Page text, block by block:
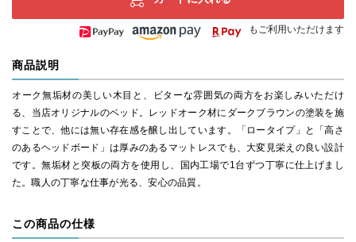
もご利用いただけます
商品説明
オーク無垢材の美しい木目と、ビターな雰囲気の両方をお楽しみいただけ
る、当店オリジナルのベッド。レッドオーク材にダークブラウンの塗装を施
すことで、他には無い存在感を醸し出しています。「ロータイプ」と「高さ
のあるヘッドボード」は厚みのあるマットレスでも、大変見栄えの良い設計
です。無垢材と突板の両方を使用し、国内工場で1台ずつ丁寧に仕上げまし
た。職人の丁寧な仕事が光る、安心の品質。
この商品の仕様